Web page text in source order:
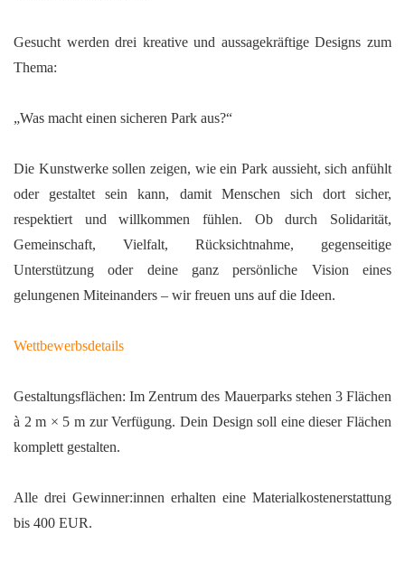
Gesucht werden drei kreative und aussagekräftige Designs zum
Thema:
„Was macht einen sicheren Park aus?“
Die Kunstwerke sollen zeigen, wie ein Park aussieht, sich anfühlt
oder gestaltet sein kann, damit Menschen sich dort sicher,
respektiert und willkommen fühlen. Ob durch Solidarität,
Gemeinschaft, Vielfalt, Rücksichtnahme, gegenseitige
Unterstützung oder deine ganz persönliche Vision eines
gelungenen Miteinanders – wir freuen uns auf die Ideen.
Wettbewerbsdetails
Gestaltungsflächen: Im Zentrum des Mauerparks stehen 3 Flächen
à 2 m × 5 m zur Verfügung. Dein Design soll eine dieser Flächen
komplett gestalten.
Alle drei Gewinner:innen erhalten eine Materialkostenerstattung
bis 400 EUR.